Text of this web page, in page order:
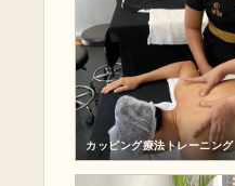
カッピング療法トレーニング